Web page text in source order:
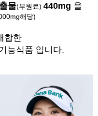
물(부원료) 440mg 을
해당)
합한
능식품 입니다.